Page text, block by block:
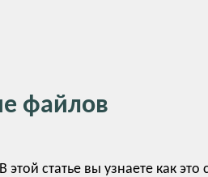
файлов
статье вы узнаете как это